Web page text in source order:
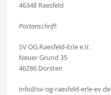
46348 Raesfeld
Postanschrift:
SV OG Raesfeld-Erle e.V.
Neuer Grund 35
46286 Dorsten
info@sv-og-raesfeld-erle-ev.de